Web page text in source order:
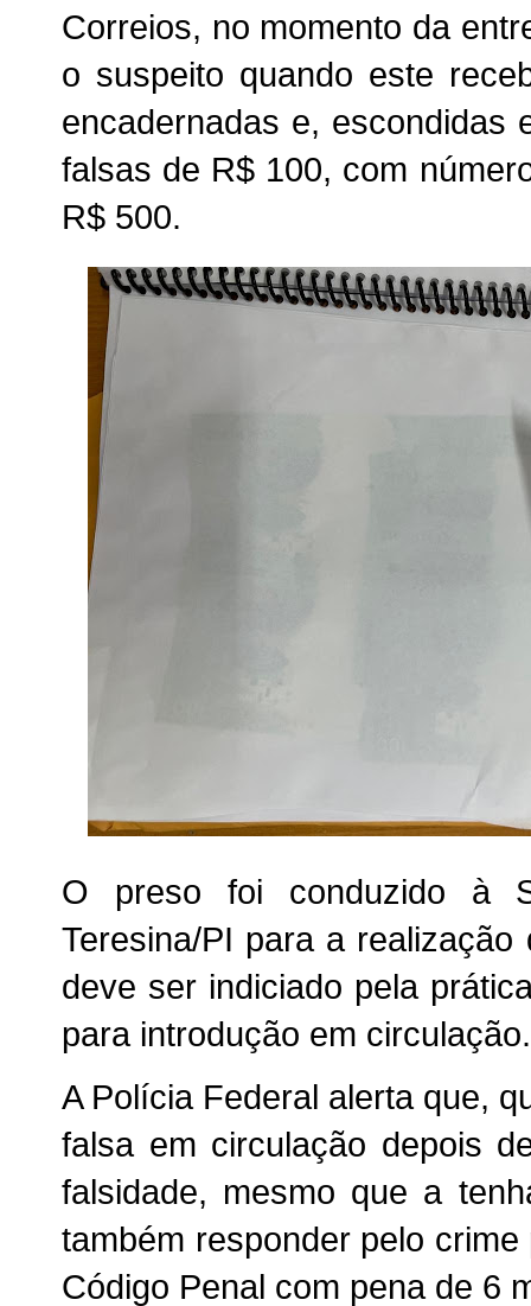
Correios, no momento da
o suspeito quando este
encadernadas e, escondidas
falsas de R$ 100, com
R$ 500.
O preso foi conduzido à
Teresina/PI para a
deve ser indiciado pela
para introdução em circulação.
A Polícia Federal alerta que,
falsa em circulação depois
falsidade, mesmo que a
também responder pelo
Código Penal com pena de 6